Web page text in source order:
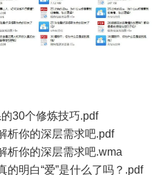
30个修炼技巧.pdf
析你的深层需求吧.pdf
析你的深层需求吧.wma
的明白“爱”是什么了吗？.pdf